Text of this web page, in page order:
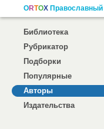
Библиотека
Рубрикатор
Подборки
Популярные
Авторы
Издательства